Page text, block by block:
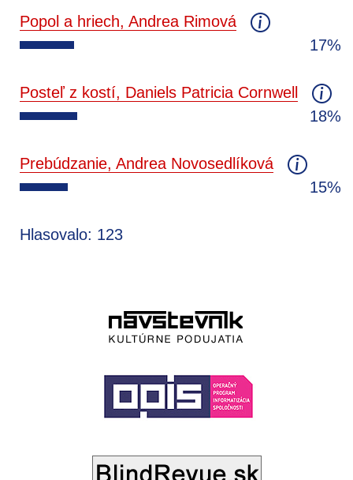
Popol a hriech, Andrea Rimová
17%
Posteľ z kostí, Daniels Patricia Cornwell
18%
Prebúdzanie, Andrea Novosedlíková
15%
Hlasovalo: 123